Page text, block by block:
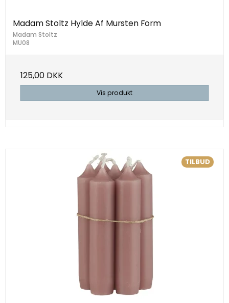
Madam Stoltz Hylde Af Mursten Form
Madam Stoltz
MU08
125,00 DKK
Vis produkt
TILBUD